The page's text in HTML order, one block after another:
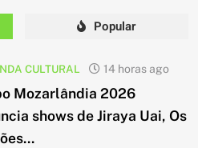
Popular
CULTURAL 14 horas ago
Mozarlândia 2026
shows de Jiraya Uai, Os